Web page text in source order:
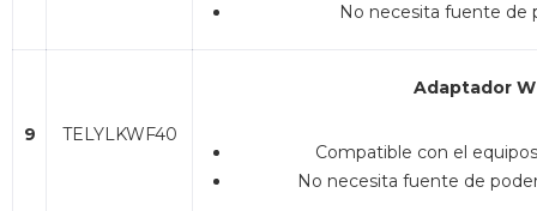
No necesita fuente de
9 TELYLKWF40
Adaptador
Compatible con el
No necesita fuente de